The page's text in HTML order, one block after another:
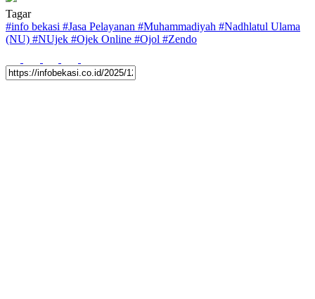
Tagar
#info bekasi #Jasa Pelayanan #Muhammadiyah #Nadhlatul Ulama
(NU) #NUjek #Ojek Online #Ojol #Zendo